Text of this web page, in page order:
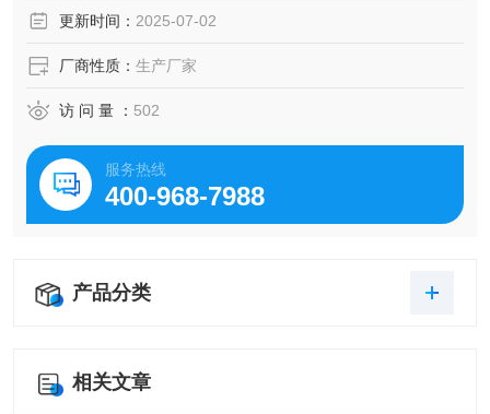
更新时间： 2025-07-02
厂商性质： 生产厂家
访 问 量 ： 502
服务热线
400-968-7988
产品分类
相关文章